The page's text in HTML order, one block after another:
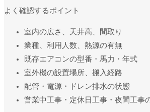
よく確認するポイント
室内の広さ、天井高、間取り
業種、利用人数、熱源の有無
既存エアコンの型番・馬力・年式
室外機の設置場所、搬入経路
配管・電源・ドレン排水の状態
営業中工事・定休日工事・夜間工事